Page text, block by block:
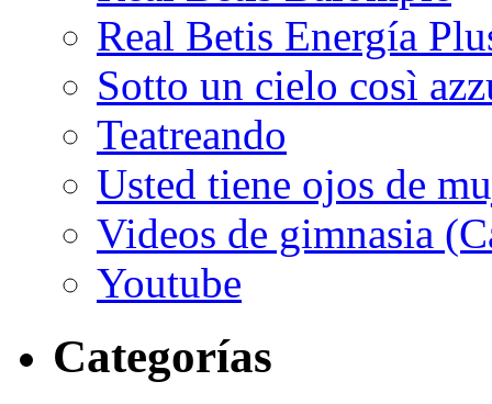
Real Betis Energía
Sotto un cielo così
Teatreando
Usted tiene ojos de
Videos de gimnasia
Youtube
Categorías